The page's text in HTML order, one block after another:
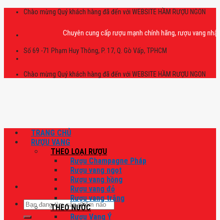
Skip
Chào mừng Quý khách hàng đã đến với WEBSITE HẦM RƯỢU NGON
Chuyên cung cấp rượu mạnh chính hãng, rượu vang nhập
Số 69 -71 Phạm Huy Thông, P. 17, Q. Gò Vấp, TPHCM
Chào mừng Quý khách hàng đã đến với WEBSITE HẦM RƯỢU NGON
Tìm
kiếm:
TRANG CHỦ
RƯỢU VANG
THEO LOẠI RƯỢU
Rượu Champagne Pháp
Rượu vang ngọt
Rượu vang hồng
Rượu vang đỏ
Rượu vang trắng
THEO NƯỚC
Rượu Vang Ý